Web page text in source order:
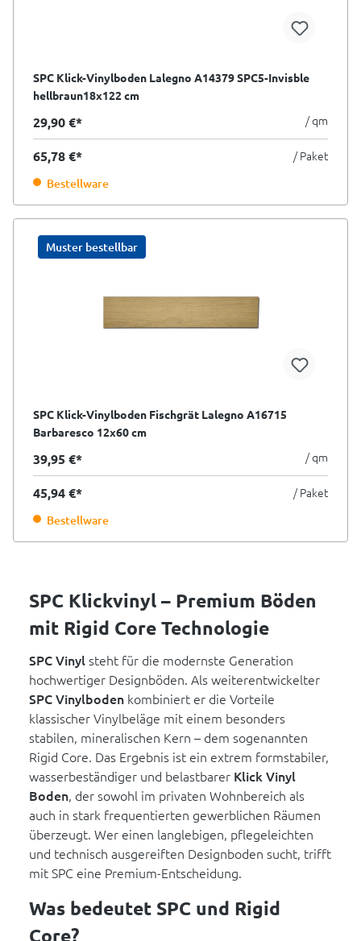
SPC Klick-Vinylboden Lalegno A14379 SPC5-Invisble
hellbraun18x122 cm
29,90 €* / qm
65,78 €* / Paket
Bestellware
Muster bestellbar
SPC Klick-Vinylboden Fischgrät Lalegno A16715
Barbaresco 12x60 cm
39,95 €* / qm
45,94 €* / Paket
Bestellware
SPC Klickvinyl – Premium Böden
mit Rigid Core Technologie
SPC Vinylsteht für die modernste Generation
hochwertiger Designböden. Als weiterentwickelter
SPC Vinylboden kombiniert er die Vorteile
klassischer Vinylbeläge mit einem besonders
stabilen, mineralischen Kern – dem sogenannten
Rigid Core. Das Ergebnis ist ein extrem formstabiler,
wasserbeständiger und belastbarer Klick Vinyl
Boden, der sowohl im privaten Wohnbereich als
auch in stark frequentierten gewerblichen Räumen
überzeugt. Wer einen langlebigen, pflegeleichten
und technisch ausgereiften Designboden sucht, trifft
mit SPC eine Premium-Entscheidung.
Was bedeutet SPC und Rigid
Core?